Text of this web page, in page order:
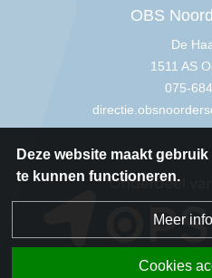
OBS
De
1511 AS
075-
Deze website maakt
te kunnen functioneren.
Meer
Cookies